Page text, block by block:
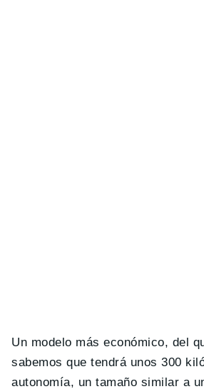
Un modelo más económico, del
sabemos que tendrá unos 300
autonomía, un tamaño similar a